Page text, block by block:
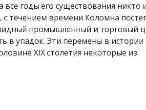
годы его существования никто
течением времени Коломна
промышленный и торговый
в упадок. Эти перемены в истории
XIX столетия некоторые из